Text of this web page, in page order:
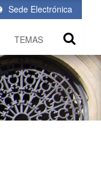
Sede Electrónica
TEMAS